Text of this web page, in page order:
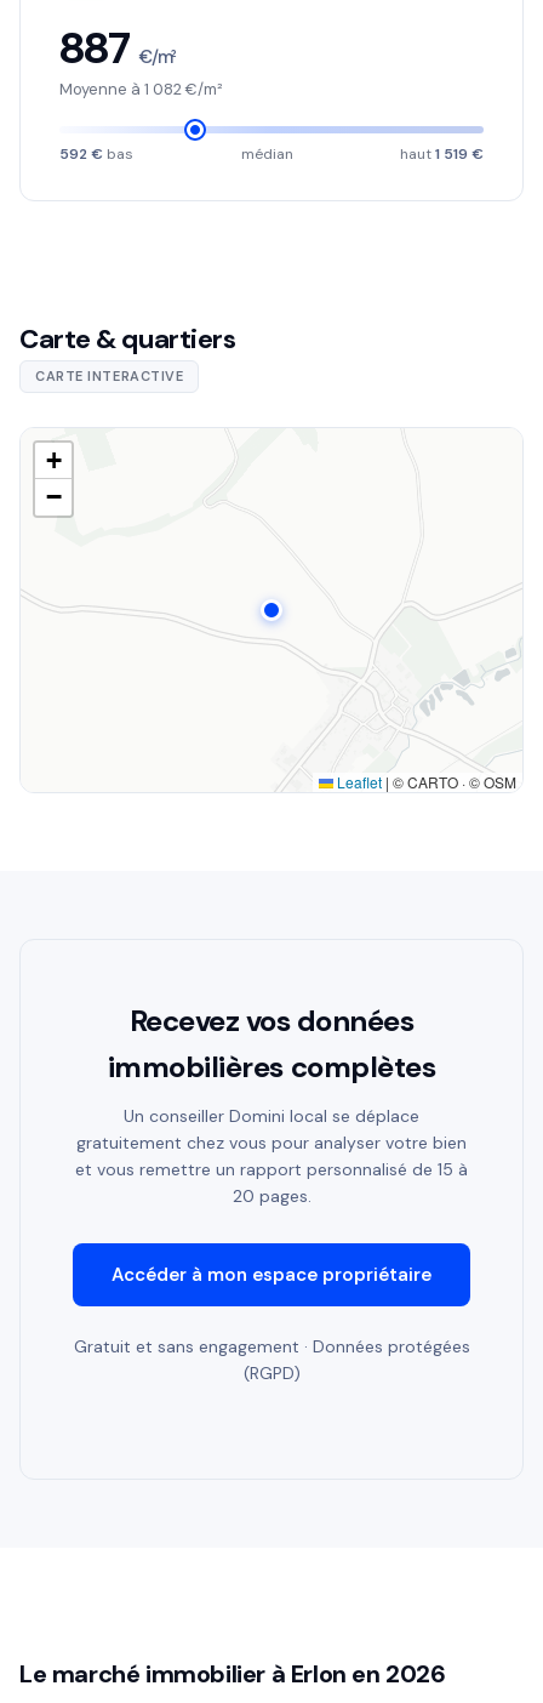
887 €/m²
Moyenne à 1 082 €/m²
592 € bas médian haut1 519 €
Carte & quartiers
CARTE INTERACTIVE
+
−
Leaflet | © CARTO · © OSM
Recevez vos données
immobilières complètes
Un conseiller Domini local se déplace
gratuitement chez vous pour analyser votre bien
et vous remettre un rapport personnalisé de 15 à
20 pages.
Accéder à mon espace propriétaire
Gratuit et sans engagement · Données protégées
(RGPD)
Le marché immobilier à Erlon en 2026